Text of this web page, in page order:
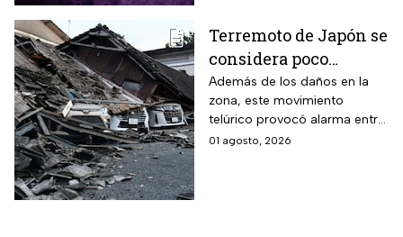
Terremoto de Japón se
considera poco
común; así lo
explican los expertos
Además de los daños en la
zona, este movimiento
telúrico provocó alarma entre
la comunidad científica
01 agosto, 2026